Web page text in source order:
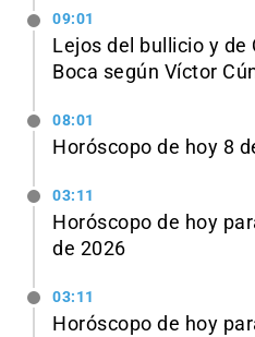
09:01
Lejos del bullicio y
Boca según Víctor
08:01
Horóscopo de hoy 8
03:11
Horóscopo de hoy
de 2026
03:11
Horóscopo de hoy